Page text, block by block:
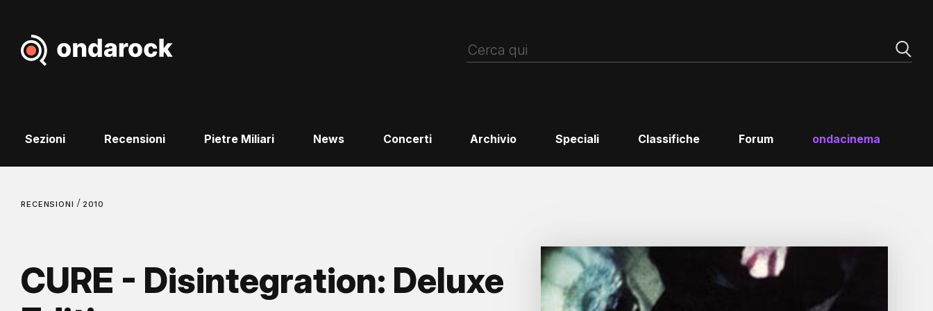
Sezioni Recensioni Pietre Miliari News Concerti Archivio Speciali Classifiche Forum ondacinema
RECENSIONI / 2010
CURE - Disintegration: Deluxe